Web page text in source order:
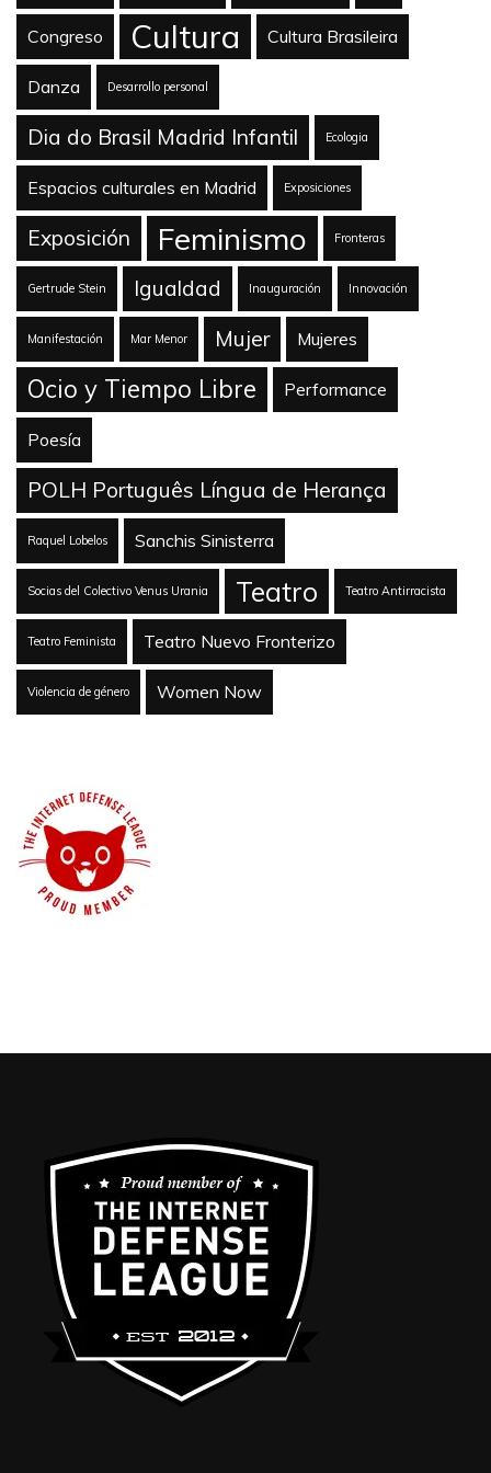
Congreso Cultura Cultura Brasileira
Danza Desarrollo personal
Dia do Brasil Madrid Infantil Ecologia
Espacios culturales en Madrid Exposiciones
Exposición Feminismo Fronteras
Gertrude Stein Igualdad Inauguración Innovación
Manifestación Mar Menor Mujer Mujeres
Ocio y Tiempo Libre Performance
Poesía
POLH Português Língua de Herança
Raquel Lobelos Sanchis Sinisterra
Socias del Colectivo Venus Urania Teatro Teatro Antirracista
Teatro Feminista Teatro Nuevo Fronterizo
Violencia de género Women Now